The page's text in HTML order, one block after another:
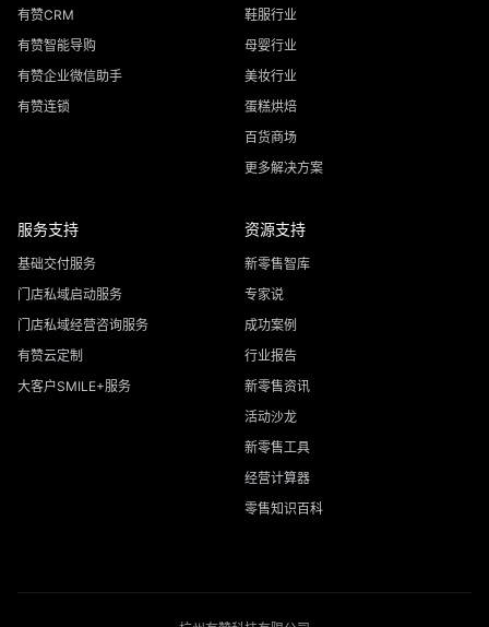
有赞CRM
有赞智能导购
有赞企业微信助手
有赞连锁
鞋服行业
母婴行业
美妆行业
蛋糕烘焙
百货商场
更多解决方案
服务支持
基础交付服务
门店私域启动服务
门店私域经营咨询服务
有赞云定制
大客户SMILE+服务
资源支持
新零售智库
专家说
成功案例
行业报告
新零售资讯
活动沙龙
新零售工具
经营计算器
零售知识百科